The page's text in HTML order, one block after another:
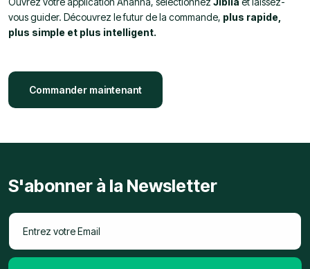
vous guider. Découvrez le futur de la commande, plus rapide,
plus simple et plus intelligent.
Commander maintenant
S'abonner à la Newsletter